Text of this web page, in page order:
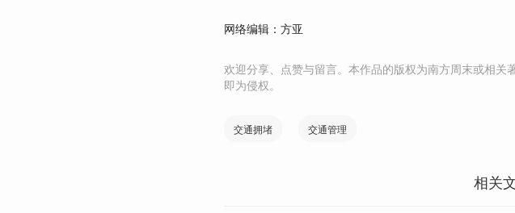
网络编辑：方亚
欢迎分享、点赞与留言。本作品的版权为南方周末或相
即为侵权。
交通拥堵 交通管理
相关